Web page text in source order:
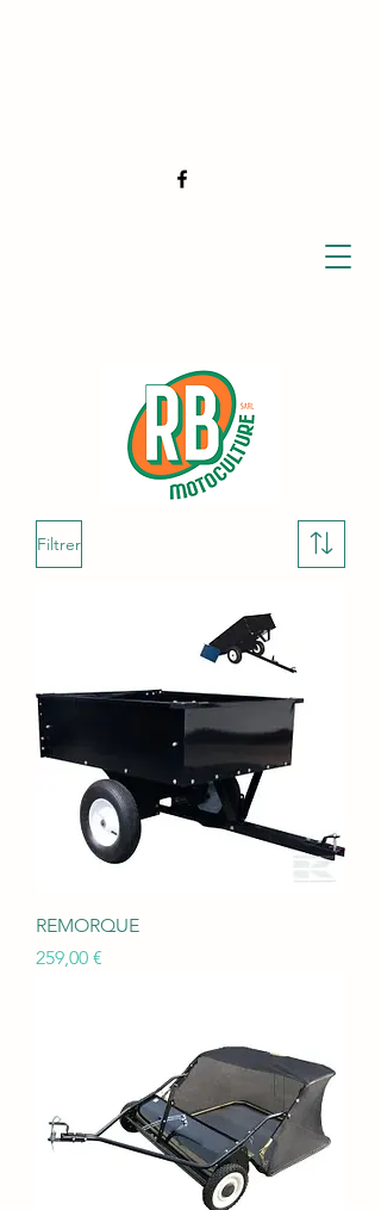
Filtrer
REMORQUE
Prix
259,00 €